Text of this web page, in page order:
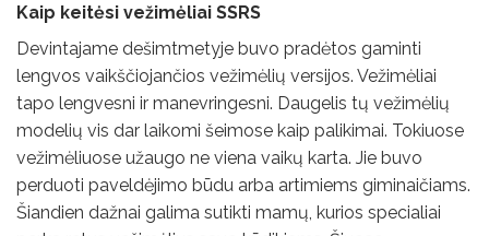
Kaip keitėsi vežimėliai SSRS
Devintajame dešimtmetyje buvo pradėtos gaminti
lengvos vaikščiojančios vežimėlių versijos. Vežimėliai
tapo lengvesni ir manevringesni. Daugelis tų vežimėlių
modelių vis dar laikomi šeimose kaip palikimai. Tokiuose
vežimėliuose užaugo ne viena vaikų karta. Jie buvo
perduoti paveldėjimo būdu arba artimiems giminaičiams.
Šiandien dažnai galima sutikti mamų, kurios specialiai